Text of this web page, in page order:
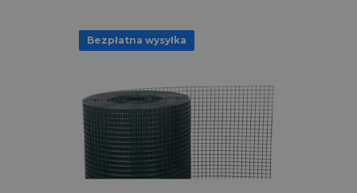
Bezpłatna wysyłka